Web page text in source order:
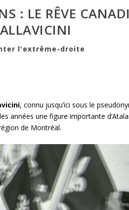
: LE RÊVE
l'extrême-droite
, connu jusqu’ici sous le
années une figure importante
de Montréal.